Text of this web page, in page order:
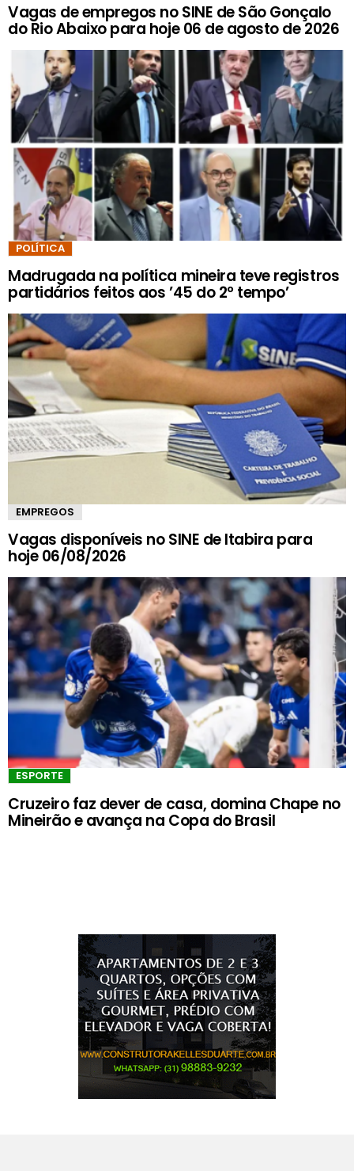
Vagas de empregos no SINE de São Gonçalo
do Rio Abaixo para hoje 06 de agosto de 2026
POLÍTICA
Madrugada na política mineira teve registros
partidários feitos aos ’45 do 2º tempo’
EMPREGOS
Vagas disponíveis no SINE de Itabira para
hoje 06/08/2026
ESPORTE
Cruzeiro faz dever de casa, domina Chape no
Mineirão e avança na Copa do Brasil